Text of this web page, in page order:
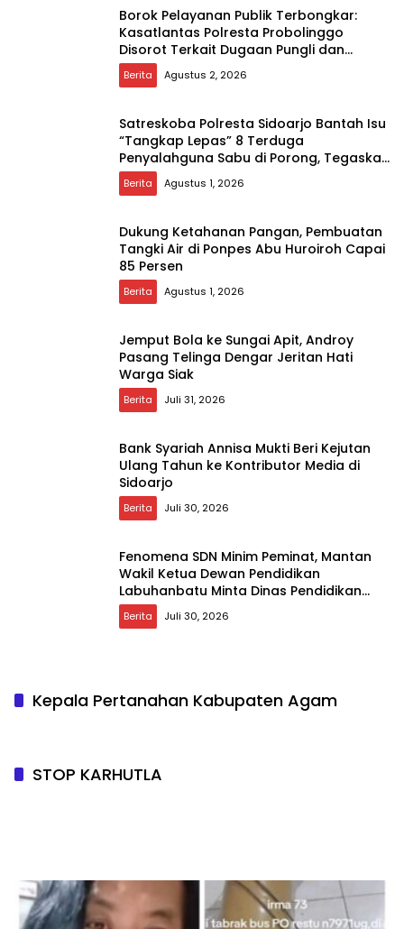
Borok Pelayanan Publik Terbongkar:
Kasatlantas Polresta Probolinggo
Disorot Terkait Dugaan Pungli dan
Setoran Rutin
Berita Agustus 2, 2026
Satreskoba Polresta Sidoarjo Bantah Isu
“Tangkap Lepas” 8 Terduga
Penyalahguna Sabu di Porong, Tegaskan
Informasi Tidak Benar
Berita Agustus 1, 2026
Dukung Ketahanan Pangan, Pembuatan
Tangki Air di Ponpes Abu Huroiroh Capai
85 Persen
Berita Agustus 1, 2026
Jemput Bola ke Sungai Apit, Androy
Pasang Telinga Dengar Jeritan Hati
Warga Siak
Berita Juli 31, 2026
Bank Syariah Annisa Mukti Beri Kejutan
Ulang Tahun ke Kontributor Media di
Sidoarjo
Berita Juli 30, 2026
Fenomena SDN Minim Peminat, Mantan
Wakil Ketua Dewan Pendidikan
Labuhanbatu Minta Dinas Pendidikan
Lakukan Evaluasi dan Merger
Berita Juli 30, 2026
Kepala Pertanahan Kabupaten Agam
STOP KARHUTLA